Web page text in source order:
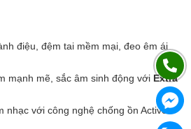
điệu, đệm tai mềm mại, đeo êm ái
mạnh mẽ, sắc âm sinh động với Extra
nhạc với công nghệ chống ồn Active